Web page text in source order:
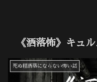
《洒落怖》キュ
死ぬ程洒落にならない怖い話